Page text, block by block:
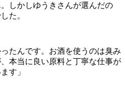
しかしゆうきさんが選んだの
た。
たんです。お酒を使うのは臭み
本当に良い原料と丁寧な仕事が
す」